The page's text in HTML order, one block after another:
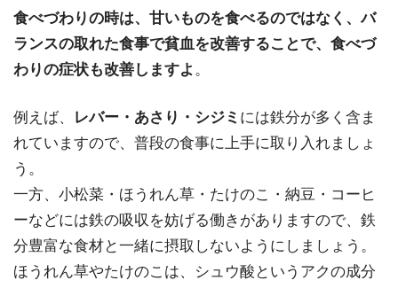
食べづわりの時は、甘いものを食べるのではなく、バ
ランスの取れた食事で貧血を改善することで、食べづ
わりの症状も改善しますよ。
例えば、 レバー・あさり・シジミ には鉄分が多く含ま
れていますので、普段の食事に上手に取り入れましょ
う。
一方、小松菜・ほうれん草・たけのこ・納豆・コーヒ
ーなどには鉄の吸収を妨げる働きがありますので、鉄
分豊富な食材と一緒に摂取しないようにしましょう。
ほうれん草やたけのこは、シュウ酸というアクの成分